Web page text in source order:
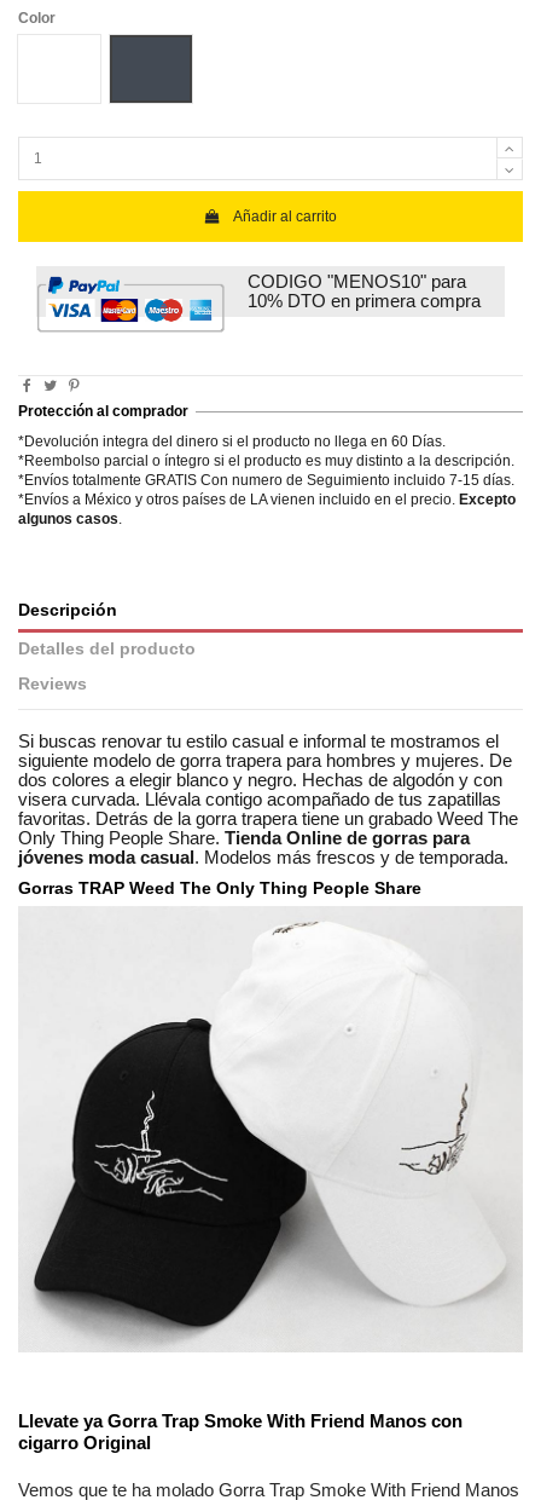
Color
Añadir al carrito
CODIGO "MENOS10" para
10% DTO en primera compra
Protección al comprador
*Devolución integra del dinero si el producto no llega en 60 Días.
*Reembolso parcial o íntegro si el producto es muy distinto a la descripción.
*Envíos totalmente GRATIS Con numero de Seguimiento incluido 7-15 días.
*Envíos a México y otros países de LA vienen incluido en el precio. Excepto
algunos casos.
Descripción
Detalles del producto
Reviews
Si buscas renovar tu estilo casual e informal te mostramos el
siguiente modelo de gorra trapera para hombres y mujeres. De
dos colores a elegir blanco y negro. Hechas de algodón y con
visera curvada. Llévala contigo acompañado de tus zapatillas
favoritas. Detrás de la gorra trapera tiene un grabado Weed The
Only Thing People Share. Tienda Online de gorras para
jóvenes moda casual. Modelos más frescos y de temporada.
Gorras TRAP Weed The Only Thing People Share
Genero Unisex
Llevate yaGorra Trap Smoke With Friend Manos con
cigarro Original
Vemos que te ha molado Gorra Trap Smoke With Friend Manos